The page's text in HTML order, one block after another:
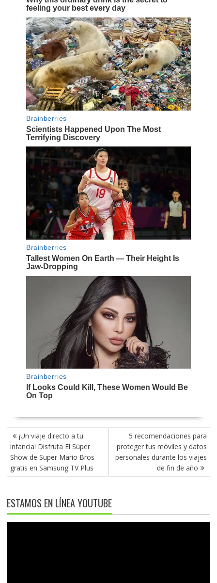
NAVEGACIÓN
DE
ENTRADAS
¡Un viaje directo a tu
infancia! Disfruta El Súper
Show de Super Mario Bros
gratis en Samsung TV Plus
5 recomendaciones para
proteger tus móviles y datos
personales durante los viajes
de fin de año
ESTAMOS EN LÍNEA YOUTUBE